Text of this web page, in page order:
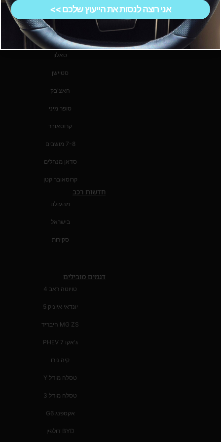
שטח
סדאן
טנדר
סאלון
סטיישן
האצ'בק
סופר מיני
קרוסאובר
7-8 מושבים
סדאן מנהלים
קרוסאובר קטן
חדשות רכב
מהעולם
בישראל
סקירות
דגמים מובילים
טויוטה ראב 4
יונדאי איוניק 5
MG ZS היבריד
ג'אקו 7 PHEV
קיה נירו
טסלה מודל Y
טסלה מודל 3
אקספנג G6
BYD דולפין
אישי.
אני רוצה לנסות את הייעוץ שלכם >>